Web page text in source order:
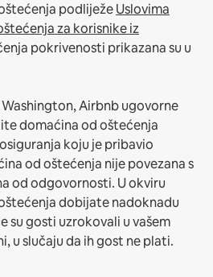
podliježeUslovima
za korisnike iz
pokrivenosti prikazana su u
Airbnb ugovorne
domaćina od oštećenja
koju je pribavio
od oštećenja nije povezana s
od odgovornosti. U okviru
dobijate nadoknadu
su gosti uzrokovali u vašem
u slučaju da ih gost ne plati.